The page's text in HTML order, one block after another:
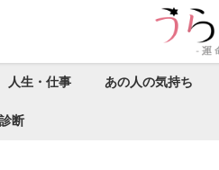
人生・仕事 あの人の気持ち
診断